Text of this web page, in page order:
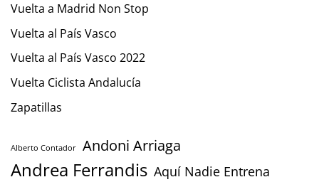
Vuelta a Madrid Non Stop
Vuelta al País Vasco
Vuelta al País Vasco 2022
Vuelta Ciclista Andalucía
Zapatillas
Alberto Contador Andoni Arriaga
Andrea Ferrandis Aquí Nadie Entrena